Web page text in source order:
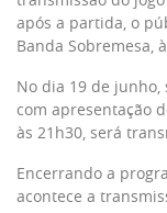
após a partida, o
Banda Sobremesa,
No dia 19 de junho,
com apresentação
às 21h30, será
Encerrando a
acontece a